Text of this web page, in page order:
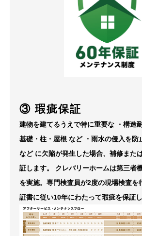
③ 瑕疵保証
建物を建てるうえで特に重要な ・構造
基礎・柱・屋根 など・雨水の侵入を防
などに欠陥が発生した場合、補修また
証します。
クレバリーホームは第三者
を実施。専門検査員が2度の現場検査を
証書に従い10年にわたって瑕疵を保証し